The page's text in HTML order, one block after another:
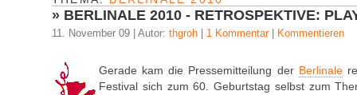
» BERLINALE 2010 - RETROSPEKTIVE:
11. November 09 | Autor: thgroh 1 Kommentar| Kommentieren
Gerade kam die Pressemitteilung der Berlinale
Festival sich zum 60. Geburtstag selbst zum